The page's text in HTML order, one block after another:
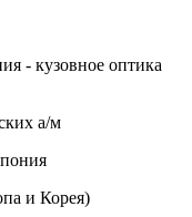
- кузовное оптика
а/м
и Корея)